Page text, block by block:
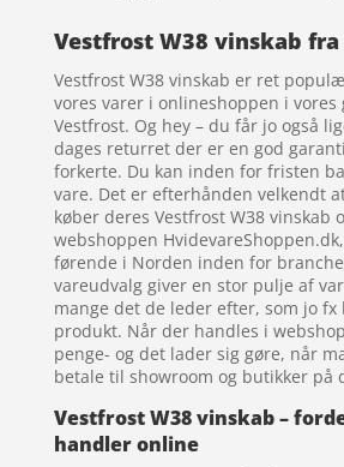
Vestfrost W38 vinskab
Vestfrost W38 vinskab er ret
vores varer i onlineshoppen i
Vestfrost. Og hey – du får jo også
dages returret der er en god
forkerte. Du kan inden for fristen
vare. Det er efterhånden velkendt
køber deres Vestfrost W38 vinskab
webshoppen
førende i Norden inden for
vareudvalg giver en stor pulje af
mange det de leder efter, som jo
produkt. Når der handles i
penge- og det lader sig gøre, når
betale til showroom og butikker på
Vestfrost W38 vinskab –
handler online